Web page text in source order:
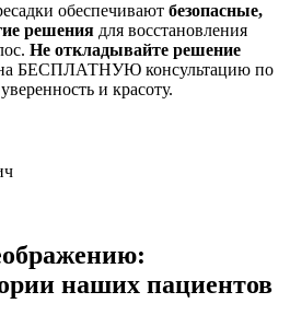
обеспечивают безопасные,
решения для восстановления
Не откладывайте решение
БЕСПЛАТНУЮ консультацию по
и красоту.
наших пациентов